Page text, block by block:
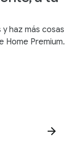
haz más cosas
Home Premium.